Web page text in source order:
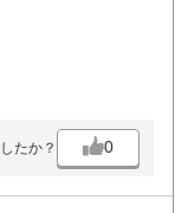
たか？ 0